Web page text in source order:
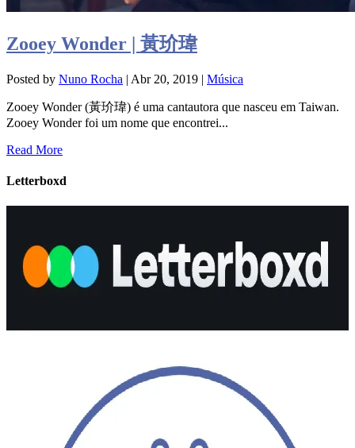
Zooey Wonder | 黃玠瑋
Posted by Nuno Rocha | Abr 20, 2019 | Música
Zooey Wonder (黃玠瑋) é uma cantautora que nasceu em Taiwan.
Zooey Wonder foi um nome que encontrei...
Read More
Letterboxd